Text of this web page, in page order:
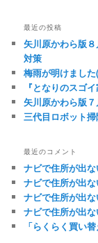
最近の投稿
矢川原かわら版
対策
梅雨が明けまし
『となりのスゴ
矢川原かわら版
三代目ロボット
最近のコメント
ナビで住所が出
ナビで住所が出
ナビで住所が出
ナビで住所が出
「らくらく買い